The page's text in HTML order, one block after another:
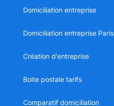
Domiciliation entreprise
Domiciliation entreprise Paris
Création d'entreprise
Boite postale tarifs
Comparatif domiciliation